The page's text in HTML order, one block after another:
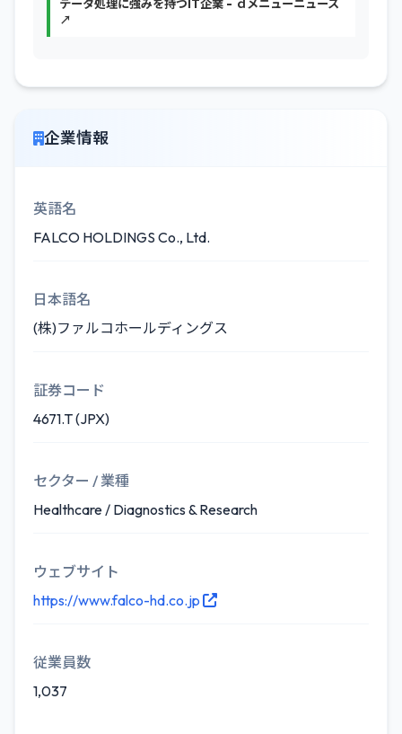
データ処理に強みを持つIT企業 - ｄメニューニュース
↗
企業情報
英語名
FALCO HOLDINGS Co., Ltd.
日本語名
(株)ファルコホールディングス
証券コード
4671.T (JPX)
セクター / 業種
Healthcare / Diagnostics & Research
ウェブサイト
https://www.falco-hd.co.jp
従業員数
1,037